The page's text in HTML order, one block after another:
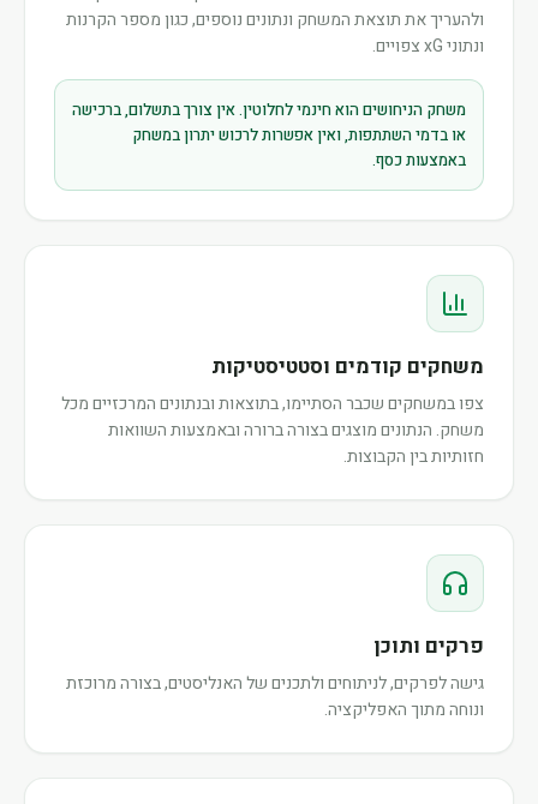
ולהעריך את תוצאת המשחק ונתונים נוספים, כגון מספר הקרנות
ונתוני xG צפויים.
משחק הניחושים הוא חינמי לחלוטין. אין צורך בתשלום, ברכישה
או בדמי השתתפות, ואין אפשרות לרכוש יתרון במשחק
באמצעות כסף.
משחקים קודמים וסטטיסטיקות
צפו במשחקים שכבר הסתיימו, בתוצאות ובנתונים המרכזיים מכל
משחק. הנתונים מוצגים בצורה ברורה ובאמצעות השוואות
חזותיות בין הקבוצות.
פרקים ותוכן
גישה לפרקים, לניתוחים ולתכנים של האנליסטים, בצורה מרוכזת
ונוחה מתוך האפליקציה.